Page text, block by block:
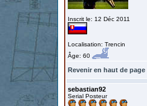
Inscrit le: 12 Déc 2011
Localisation: Trencin
Âge: 60
Revenir en haut de page
sebastian92
Serial Posteur